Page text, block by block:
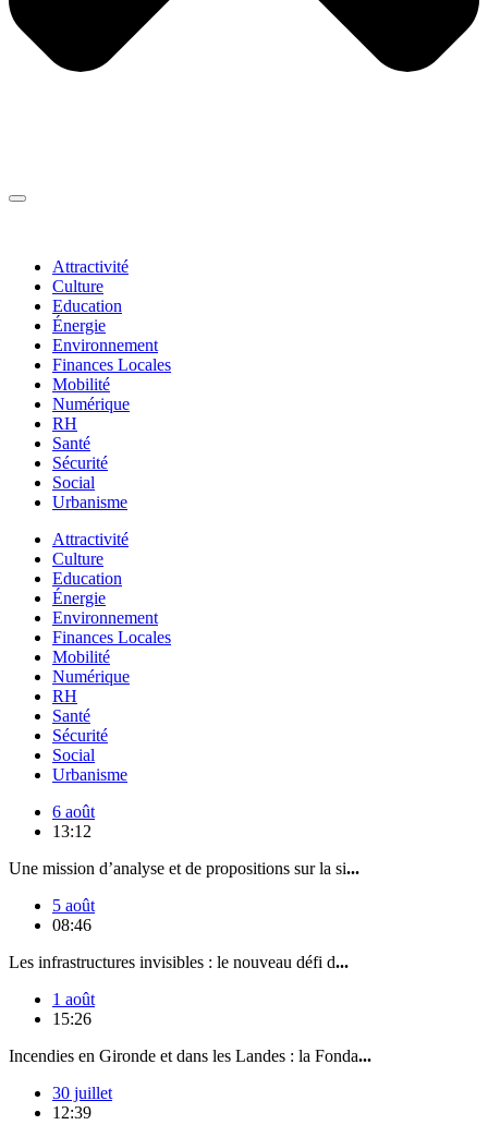
Attractivité
Culture
Education
Énergie
Environnement
Finances Locales
Mobilité
Numérique
RH
Santé
Sécurité
Social
Urbanisme
Attractivité
Culture
Education
Énergie
Environnement
Finances Locales
Mobilité
Numérique
RH
Santé
Sécurité
Social
Urbanisme
6 août
13:12
Une mission d’analyse et de propositions sur la si...
5 août
08:46
Les infrastructures invisibles : le nouveau défi d...
1 août
15:26
Incendies en Gironde et dans les Landes : la Fonda...
30 juillet
12:39